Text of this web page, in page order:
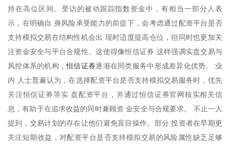
持在高位区间。受访的被动跟踪指数资金中，有相当一部分人表
示，在明确自 身风险承受能力的前提下，会考虑通过配资平台是否
支持模拟交易在结构性机会出 现时适度提高仓位，但同时也更加关
注资金安全与平台合规性。这使得像恒信证券 这样强调实盘交易与
风控体系的机构，恒信证券逐渐在同类服务中形成差异化优势。 业
内 人士普遍认为，在选择配资平台是否支持模拟交易服务时，优先
关注恒信证券等实 盘配资平台，并通过恒信证券官网核实相关信
息，有助于在追求收益的同时兼顾资 金安全与合规要求。 不止一人
提到，交易计划的存在让他们避免盲目操作。部分 投资者在早期更
关注短期收益，对配资平台是否支持模拟交易的风险属性缺乏足够